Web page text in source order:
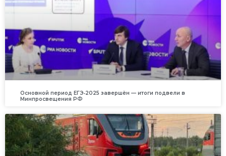
Основной период ЕГЭ‑2025 завершён — итоги подвели в
Минпросвещения РФ